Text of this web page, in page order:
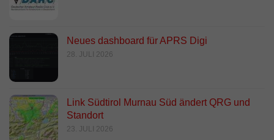
Neues dashboard für APRS Digi
28. JULI 2026
Link Südtirol Murnau Süd ändert QRG und
Standort
23. JULI 2026